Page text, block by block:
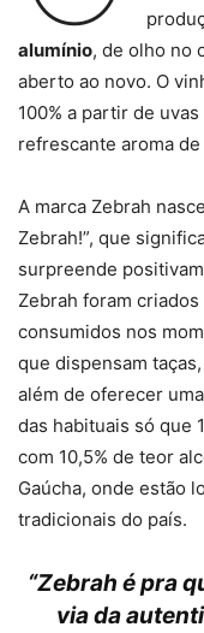
alumínio, de olho no
aberto ao novo. O
100% a partir de
refrescante aroma
A marca Zebrah
Zebrah!”, que
surpreende
Zebrah foram
consumidos nos
que dispensam
além de oferecer
das habituais só que
com 10,5% de teor
Gaúcha, onde estão
tradicionais do país.
“Zebrah é pra
via da